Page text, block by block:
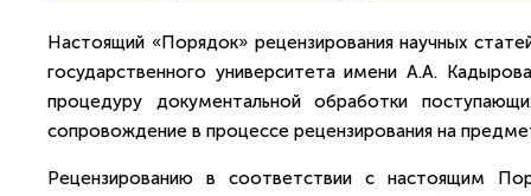
Настоящий «Порядок» рецензирования научных
государственного университета имени А.А.
процедуру документальной обработки
сопровождение в процессе рецензирования на
Рецензированию в соответствии с настоящим